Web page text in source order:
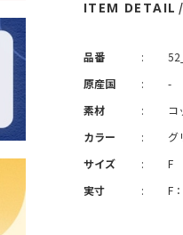
ITEM DETAIL
品番 :
原産国
:
-
素材
:
コ
カラー
:
グ
サイズ
:
F
実寸
: F